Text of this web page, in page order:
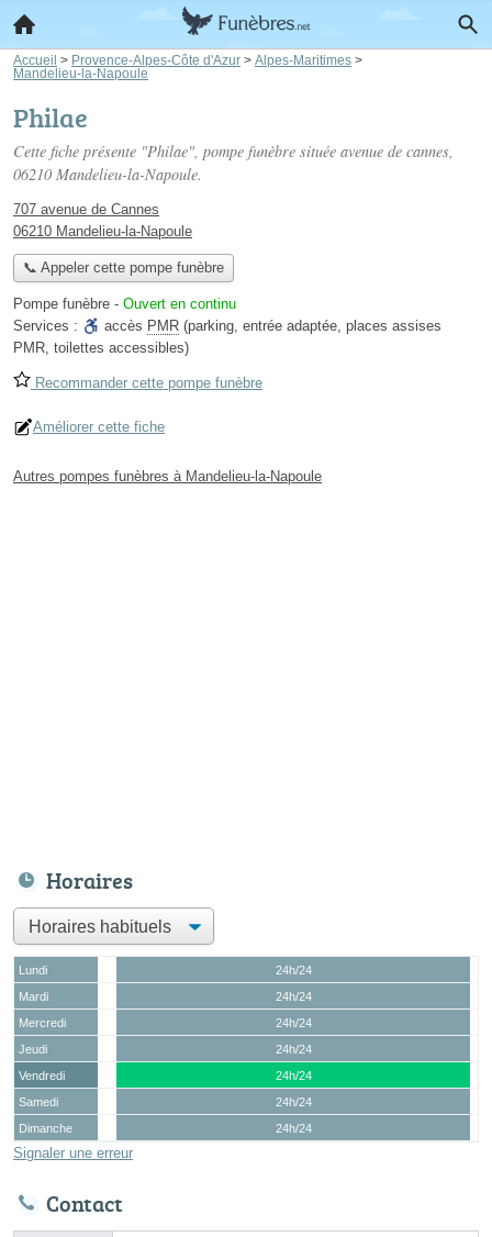
Accueil > Provence-Alpes-Côte d'Azur > Alpes-Maritimes >
Mandelieu-la-Napoule
Philae
Cette fiche présente "Philae", pompe funèbre située avenue de cannes,
06210 Mandelieu-la-Napoule.
707 avenue de Cannes
06210 Mandelieu-la-Napoule
📞 Appeler cette pompe funèbre
Pompe funèbre - Ouvert en continu
Services :
accès PMR (parking, entrée adaptée, places assises
PMR, toilettes accessibles)
Recommander cette pompe funèbre
Améliorer cette fiche
Autres pompes funèbres à Mandelieu-la-Napoule
Horaires
Lundi
24h/24
Mardi
24h/24
Mercredi
24h/24
Jeudi
24h/24
Vendredi
24h/24
Samedi
24h/24
Dimanche
24h/24
Signaler une erreur
Contact